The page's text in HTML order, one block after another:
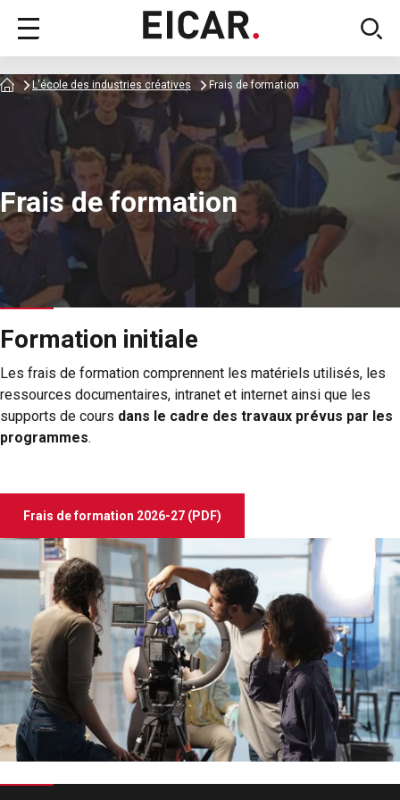
Menu
principal
AccueilL'école des industries créatives Frais de formation
Frais de formation
Formation initiale
Les frais de formation comprennent les matériels utilisés, les
ressources documentaires, intranet et internet ainsi que les
supports de cours dans le cadre des travaux prévus par les
programmes.
Frais de formation 2026-27 (PDF)